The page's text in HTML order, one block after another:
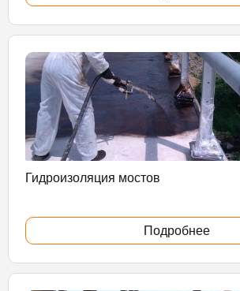
Гидроизоляция мостов
Подробнее